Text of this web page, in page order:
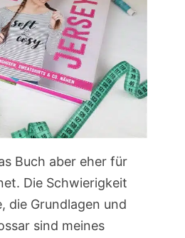
Buch aber eher für
Die Schwierigkeit
die Grundlagen und
sind meines